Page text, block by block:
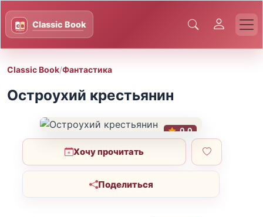
Classic Book/Фантастика
Остроухий крестьянин
0.0
Хочу прочитать
Поделиться